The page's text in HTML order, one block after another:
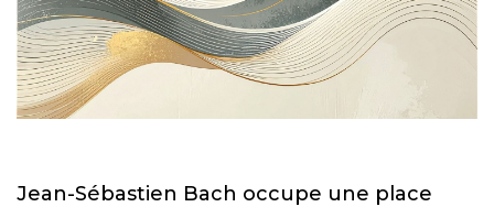
Jean-Sébastien Bach occupe une place